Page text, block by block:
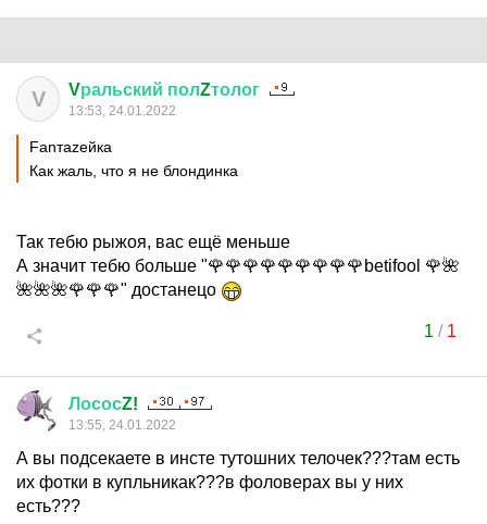
V Vральский полZтолог
13:53, 24.01.2022
Fanтаzeйкa
Как жаль, что я не блондинка
Так тебю рыжоя, вас ещё меньше
А значит тебю больше "🌹🌹🌹🌹🌹🌹🌹🌹🌹betifool 🌹🌺
🌺🌺🌺🌹🌹🌹" достанецо
1 / 1
ЛососZ!
13:55, 24.01.2022
А вы подсекаете в инсте тутошних телочек???там есть
их фотки в купльникак???в фоловерах вы у них
есть???